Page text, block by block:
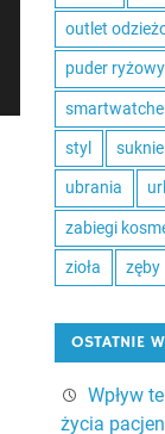
outlet
puder ryżowy
smartwatche
styl
ubrania
zabiegi
zioła zęby
OSTATNIE
Wpływ
życia